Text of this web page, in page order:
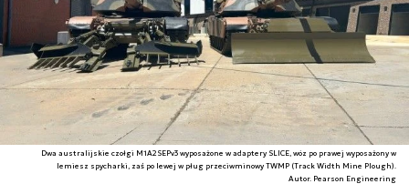
Dwa australijskie czołgi M1A2SEPv3 wyposażone w adaptery SLICE, wóz po prawej wyposażony w
lemiesz spycharki, zaś po lewej w pług przeciwminowy TWMP (Track Width Mine Plough).
Autor. Pearson Engineering